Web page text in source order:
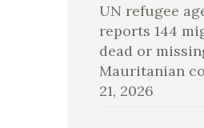
UN refugee
reports 144
dead or
Mauritanian
21, 2026